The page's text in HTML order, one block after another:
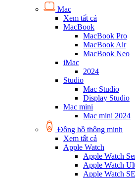
Mac
Xem tất cả
MacBook
MacBook Pro
MacBook Air
MacBook Neo
iMac
2024
Studio
Mac Studio
Display Studio
Mac mini
Mac mini 2024
Đồng hồ thông minh
Xem tất cả
Apple Watch
Apple Watch
Apple Watch
Apple Watch SE